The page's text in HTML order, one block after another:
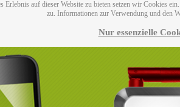
Erlebnis auf dieser Website zu bieten setzen wir Cookies
zu. Informationen zur Verwendung und den
Nur essenzielle